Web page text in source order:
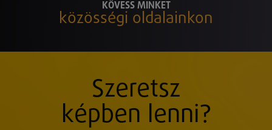
KÖVESS MINKET
közösségi oldalainkon
Szeretsz
képben lenni?